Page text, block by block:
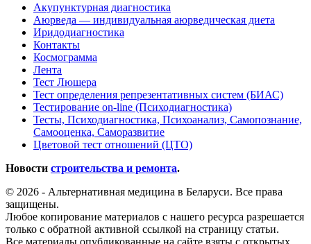
Акупунктурная диагностика
Аюрведа — индивидуальная аюрведическая диета
Иридодиагностика
Контакты
Космограмма
Лента
Тест Люшера
Тест определения репрезентативных систем (БИАС)
Тестирование on-line (Психодиагностика)
Тесты, Психодиагностика, Психоанализ, Самопознание,
Самооценка, Саморазвитие
Цветовой тест отношений (ЦТО)
Новости строительства и ремонта.
© 2026 - Альтернативная медицина в Беларуси. Все права
защищены.
Любое копирование материалов с нашего ресурса разрешается
только с обратной активной ссылкой на страницу статьи.
Все материалы опубликованные на сайте взяты с открытых